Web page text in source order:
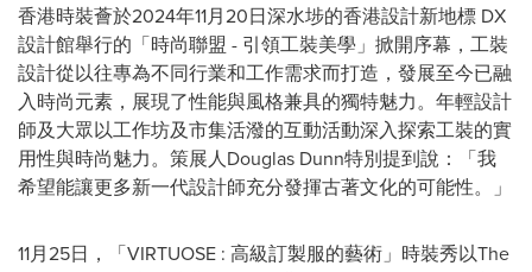
香港時裝薈於2024年11月20日深水埗的香港設計新地標 DX
設計館舉行的「時尚聯盟 - 引領工裝美學」掀開序幕，工裝
設計從以往專為不同行業和工作需求而打造，發展至今已融
入時尚元素，展現了性能與風格兼具的獨特魅力。年輕設計
師及大眾以工作坊及市集活潑的互動活動深入探索工裝的實
用性與時尚魅力。策展人Douglas Dunn特別提到說：「我
希望能讓更多新一代設計師充分發揮古著文化的可能性。」
11月25日，「VIRTUOSE : 高級訂製服的藝術」時裝秀以The